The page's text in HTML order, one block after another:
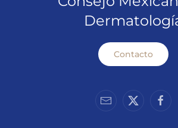
Contacto